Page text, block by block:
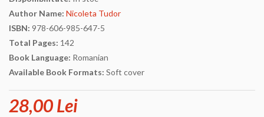
Author Name: Nicoleta Tudor
ISBN: 978-606-985-647-5
Total Pages: 142
Book Language: Romanian
Available Book Formats: Soft cover
28,00 Lei